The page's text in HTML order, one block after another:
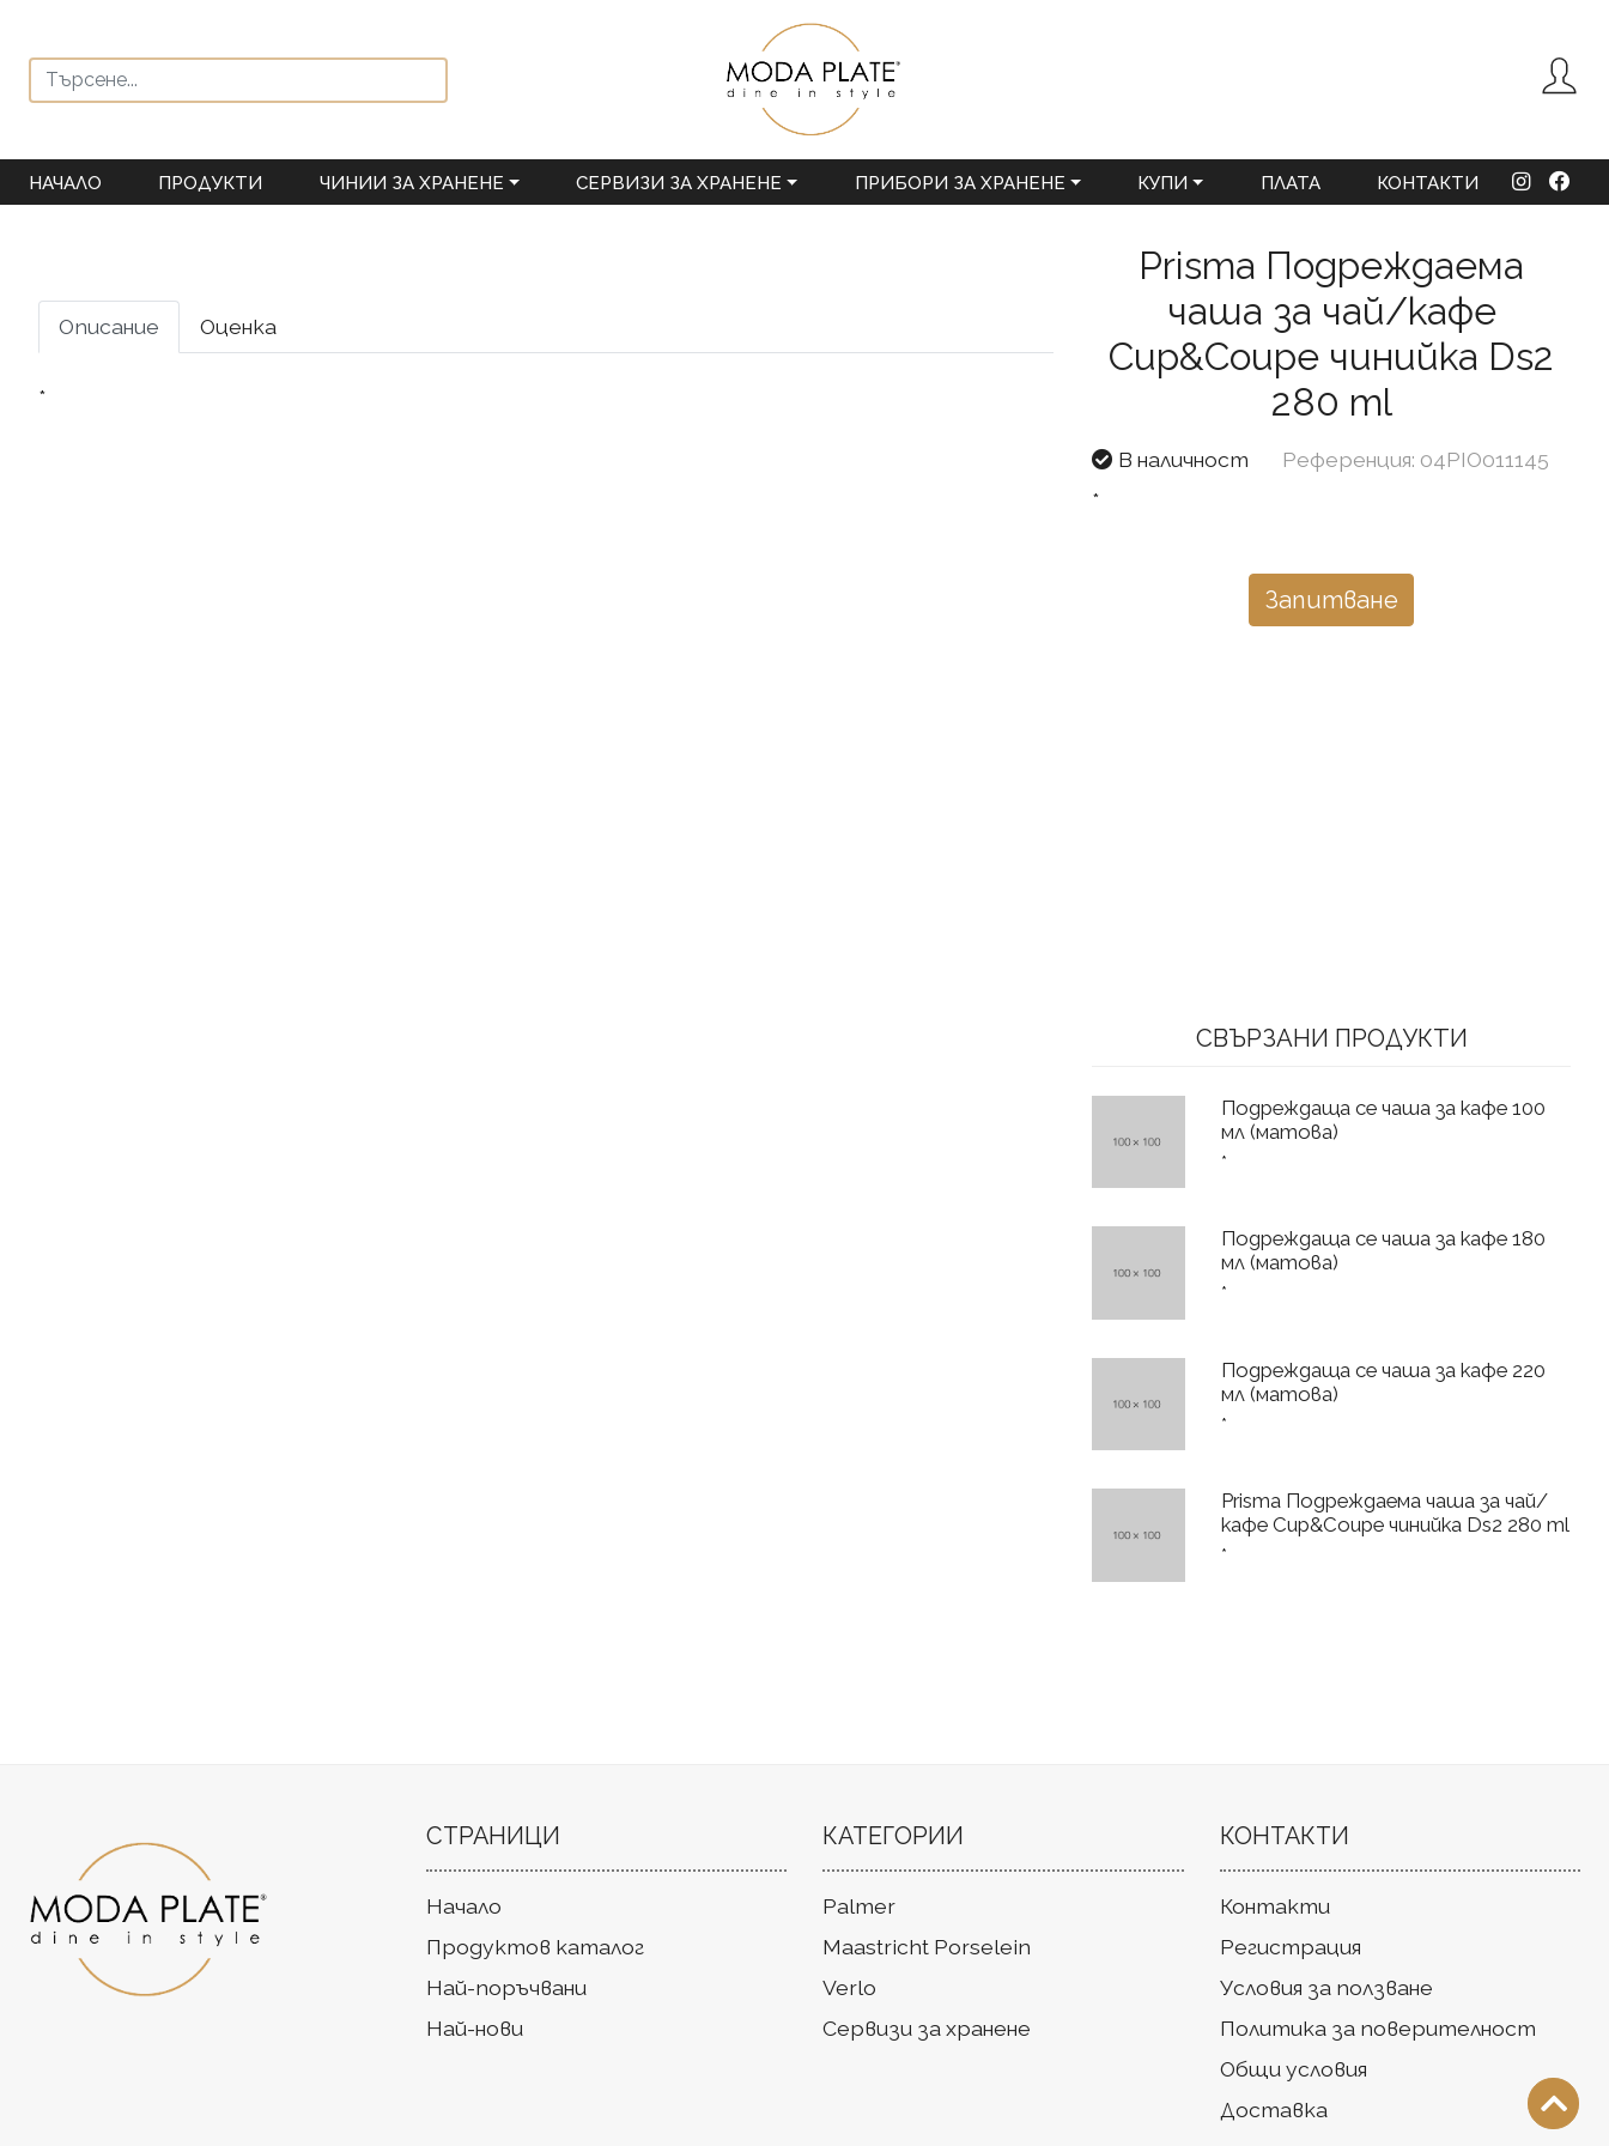
НАЧАЛО ПРОДУКТИ ЧИНИИ ЗА ХРАНЕНЕ СЕРВИЗИ ЗА ХРАНЕНЕ ПРИБОРИ ЗА ХРАНЕНЕ КУПИ ПЛАТА КОНТАКТИ
Prisma Подреждаема
чаша за чай/кафе
Cup&Coupe чинийка Ds2
280 ml
В наличност
Референция: 04PIO011145
*
Запитване
СВЪРЗАНИ ПРОДУКТИ
Подреждаща се чаша за кафе 100
мл (матова)
*
Подреждаща се чаша за кафе 180
мл (матова)
*
Подреждаща се чаша за кафе 220
мл (матова)
*
Prisma Подреждаема чаша за чай/
кафе Cup&Coupe чинийка Ds2 280 ml
*
Описание Оценка
*
СТРАНИЦИ
Начало
Продуктов каталог
Най-поръчвани
Най-нови
КАТЕГОРИИ
Palmer
Maastricht Porselein
Verlo
Сервизи за хранене
КОНТАКТИ
Контакти
Регистрация
Условия за ползване
Политика за поверителност
Общи условия
Доставка